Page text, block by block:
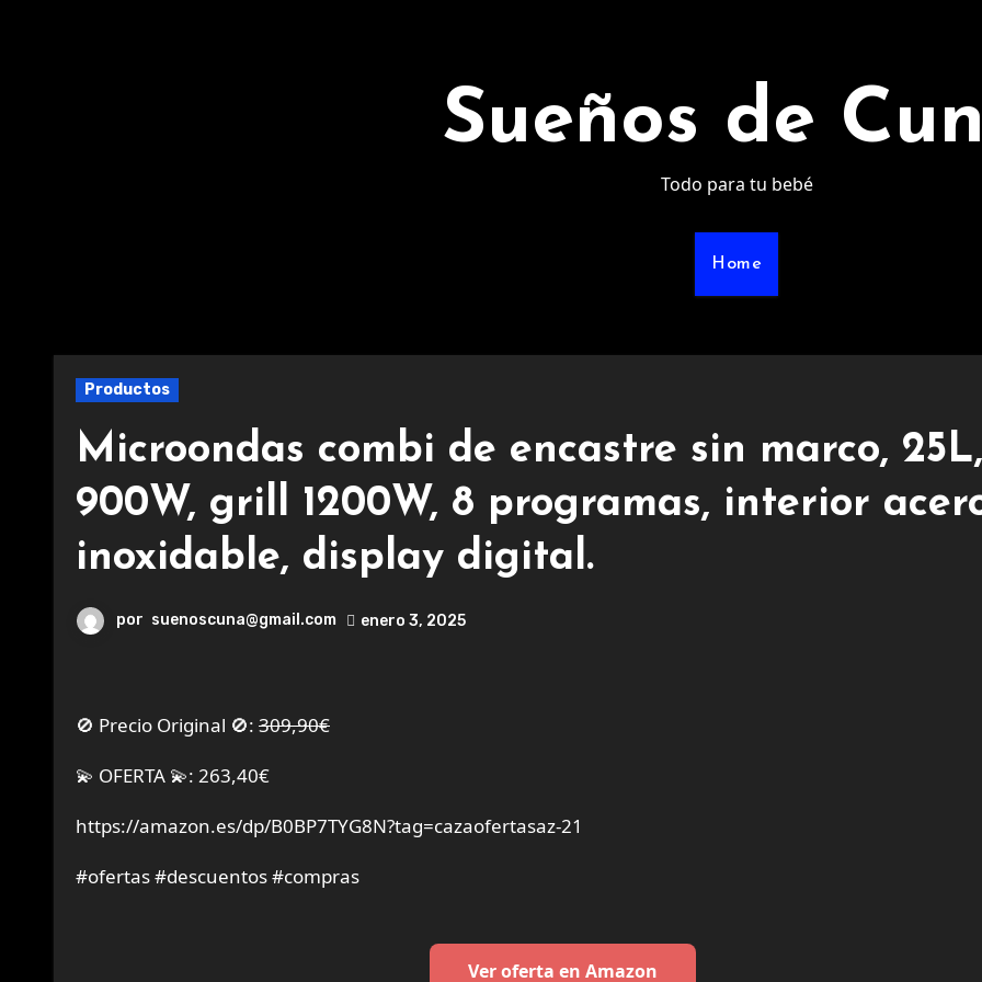
Sueños de
Todo para tu bebé
Home
Productos
Microondas combi de encastre sin marco, 25L,
900W, grill 1200W, 8 programas, interior
inoxidable, display digital.
por suenoscuna@gmail.com enero 3, 2025
🚫 Precio Original 🚫: 309,90€
💫 OFERTA 💫: 263,40€
https://amazon.es/dp/B0BP7TYG8N?tag=cazaofertasaz-21
#ofertas #descuentos #compras
Ver oferta en Amazon